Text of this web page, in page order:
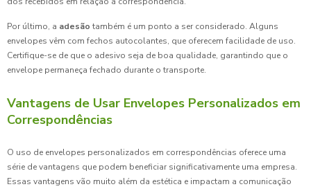
Por último, a adesão também é um ponto a ser considerado. Alguns
envelopes vêm com fechos autocolantes, que oferecem facilidade de uso.
Certifique-se de que o adesivo seja de boa qualidade, garantindo que o
envelope permaneça fechado durante o transporte.
Vantagens de Usar Envelopes Personalizados em
Correspondências
O uso de envelopes personalizados em correspondências oferece uma
série de vantagens que podem beneficiar significativamente uma empresa.
Essas vantagens vão muito além da estética e impactam a comunicação